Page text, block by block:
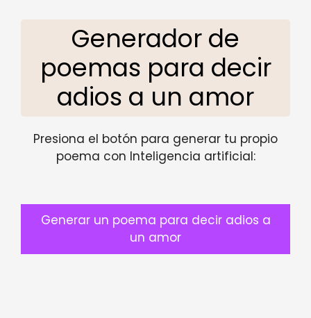
Generador de
poemas para decir
adios a un amor
Presiona el botón para generar tu propio
poema con Inteligencia artificial:
Generar un poema para decir adios a
un amor